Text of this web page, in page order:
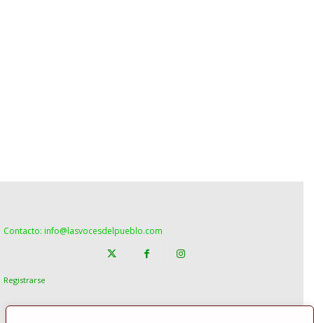
Contacto: info@lasvocesdelpueblo.com
Registrarse